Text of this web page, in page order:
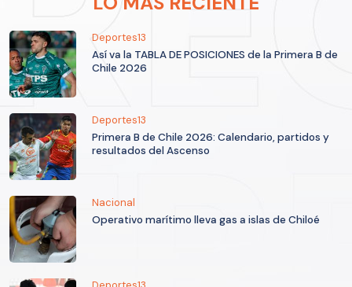
Deportes13
Así va la TABLA DE POSICIONES de la Primera B de
Chile 2026
Deportes13
Primera B de Chile 2026: Calendario, partidos y
resultados del Ascenso
Nacional
Operativo marítimo lleva gas a islas de Chiloé